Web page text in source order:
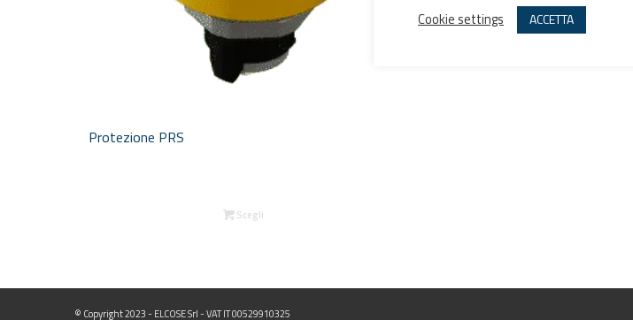
Protezione PRS
Scegli
© Copyright 2023 - ELCOSE Srl - VAT IT 00529910325
Cookie settings
ACCETTA